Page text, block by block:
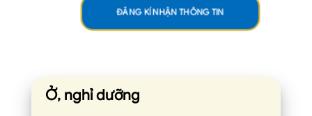
Ở, nghỉ dưỡng